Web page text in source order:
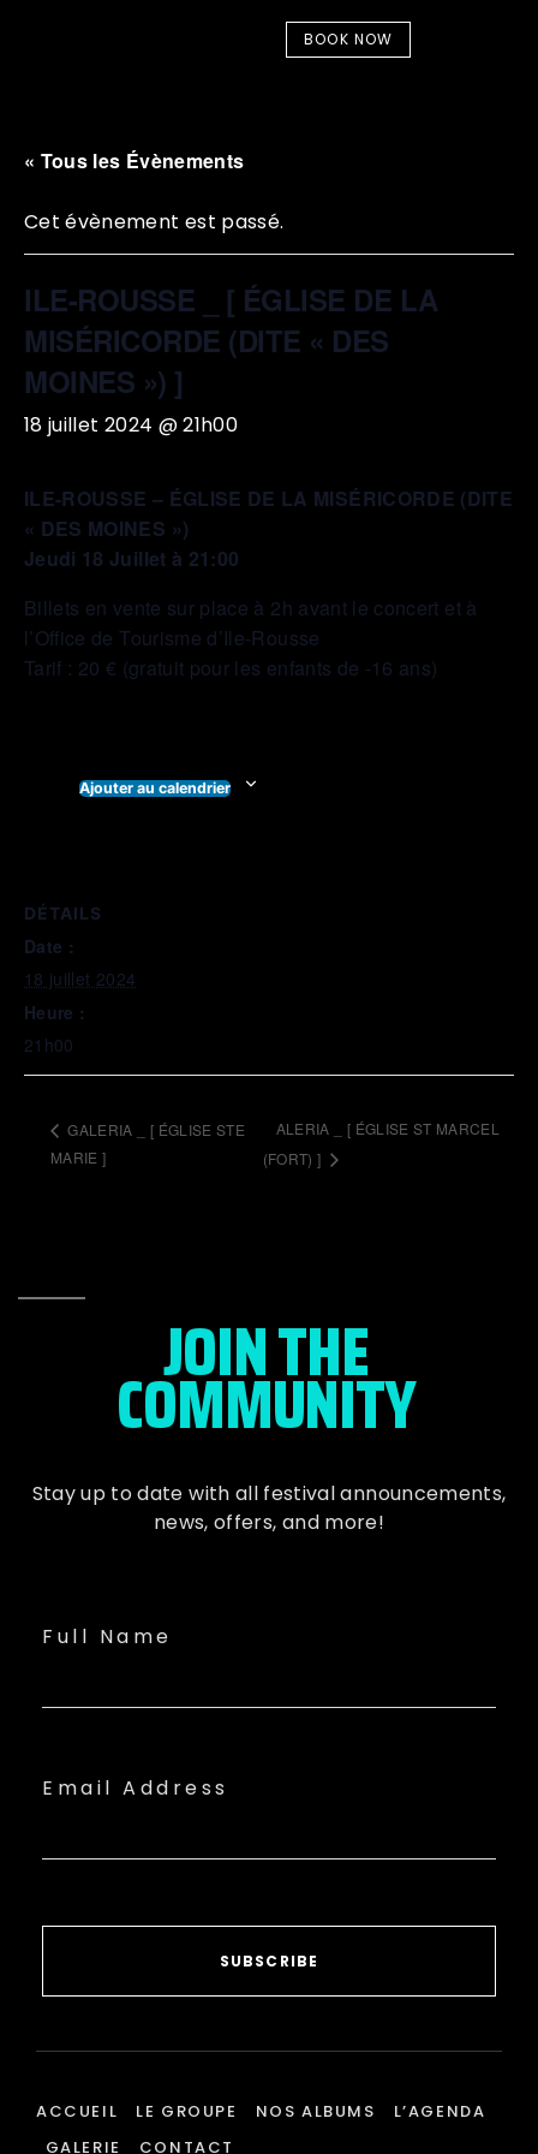
BOOK NOW
« Tous les Évènements
Cet évènement est passé.
ILE-ROUSSE _ [ ÉGLISE DE LA
MISÉRICORDE (DITE « DES
MOINES ») ]
18 juillet 2024 @ 21h00
ILE-ROUSSE – ÉGLISE DE LA MISÉRICORDE (DITE
« DES MOINES »)
Jeudi 18 Juillet à 21:00
Billets en vente sur place à 2h avant le concert et à
l’Office de Tourisme d’Ile-Rousse
Tarif : 20 € (gratuit pour les enfants de -16 ans)
Ajouter au calendrier
DÉTAILS
Date :
18 juillet 2024
Heure :
21h00
GALERIA _ [ ÉGLISE STE
MARIE ]
ALERIA _ [ ÉGLISE ST MARCEL
(FORT) ]
JOIN THE
COMMUNITY
Stay up to date with all festivalannouncements,
news, offers, and more!
Full Name
Email Address
SUBSCRIBE
ACCUEIL LE GROUPE NOS ALBUMS
L’AGENDA
GALERIE
CONTACT